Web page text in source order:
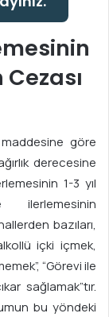
maddesine göre
derecesine
1-3 yıl
ilerlemesinin
bazıları,
içki içmek,
“Görevi ile
sağlamak”tır.
bu yöndeki